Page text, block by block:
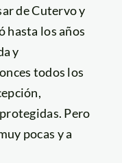
de Cutervo y
hasta los años
y
todos los
Pero
pocas y a